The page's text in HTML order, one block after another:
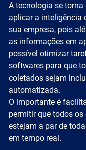
A tecnologia se
aplicar a inteligência
sua empresa, pois
as informações em
possível otimizar
softwares para que
coletados sejam
automatizada.
O importante é
permitir que todos
estejam a par de
em tempo real.